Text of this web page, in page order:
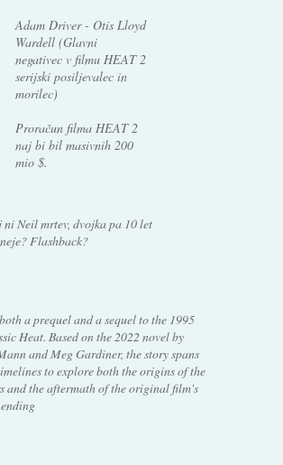
Adam Driver - Otis Lloyd
Wardell (Glavni
negativec v filmu HEAT 2
serijski posiljevalec in
morilec)
Proračun filma HEAT 2
naj bi bil masivnih 200
mio $.
ni Neil mrtev, dvojka pa 10 let
Flashback?
a prequel and a sequel to the 1995
Heat. Based on the 2022 novel by
and Meg Gardiner, the story spans
to explore both the origins of the
and the aftermath of the original film's